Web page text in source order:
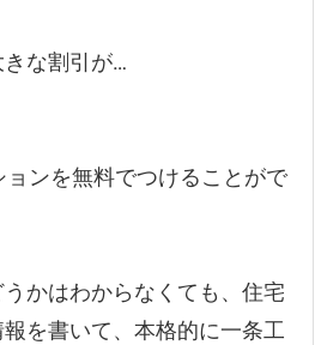
な割引が…
ンを無料でつけることがで
かはわからなくても、住宅
を書いて、本格的に一条工